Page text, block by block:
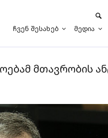
Ჩვენ Შესახებ Მედია
მთავრობის